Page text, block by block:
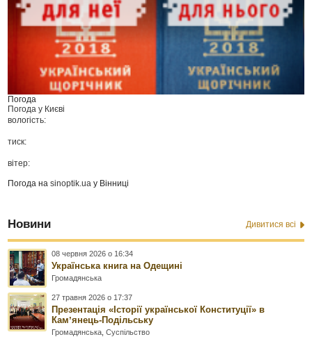
Погода
Погода у Києві
вологість:
тиск:
вітер:
Погода наsinoptik.ua у Вінниці
Новини Дивитися всі
08 червня 2026 о 16:34
Українська книга на Одещині
Громадянська
27 травня 2026 о 17:37
Презентація «Історії української Конституції» в
Камʼянець-Подільську
Громадянська ,Суспільство